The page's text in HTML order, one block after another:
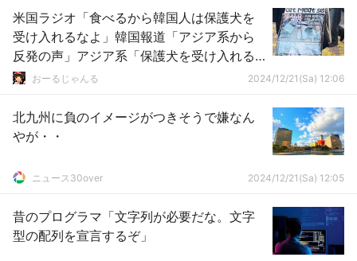
米国ラジオ「食べるから韓国人は保護犬を
受け入れるなよ」韓国報道「アジア系から
反発の声」アジア系「保護犬を受け入れる
なよ」おーるじゃんる 2024/12/21(Sa) 12:06
北九州に負のイメージがつきそうで嫌なん
やが・・
ニュース30over 2024/12/21(Sa) 12:05
昔のプログラマ「文字列が必要だな。文字
型の配列を宣言するぞ」